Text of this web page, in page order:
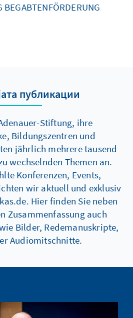
BEGABTENFÖRDERUNG
публикации
Stiftung, ihre
Bildungszentren und
jährlich mehrere tausend
wechselnden Themen an.
Konferenzen, Events,
wir aktuell und exklusiv
Hier finden Sie neben
Zusammenfassung auch
Bilder, Redemanuskripte,
Audiomitschnitte.